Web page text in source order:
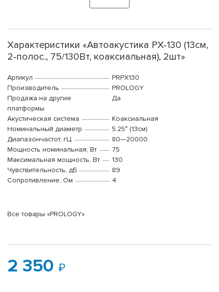
Характеристики «Автоакустика PX-130 (13см,
2-полос., 75/130Вт, коаксиальная), 2шт»
Артикул
PRPX130
Производитель
PROLOGY
Продажа на другие
платформы
Да
Акустическая система
Коаксиальная
Номинальный диаметр
5.25″ (13см)
Диапазончастот, гЦ
80—20000
Мощность номинальная, Вт
75
Максимальная мощность, Вт
130
Чувствительность, дБ
89
Сопротивление, Ом
4
Все товары «PROLOGY»
2 350